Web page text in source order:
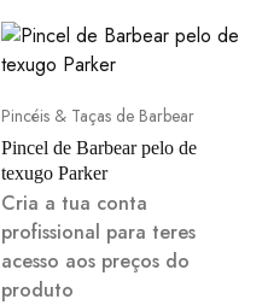
Pincéis & Taças de Barbear
Pincel de Barbear pelo de
texugo Parker
Cria a tua conta
profissional para teres
acesso aos preços do
produto